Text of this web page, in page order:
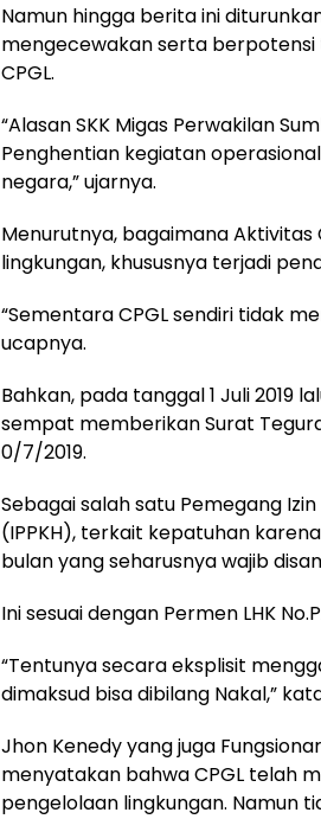
Namun hingga berita ini
mengecewakan serta
CPGL.
“Alasan SKK Migas Perwakilan
Penghentian kegiatan
negara,” ujarnya.
Menurutnya, bagaimana
lingkungan, khususnya terjadi
“Sementara CPGL sendiri tidak
ucapnya.
Bahkan, pada tanggal 1 Juli 2019
sempat memberikan Surat
0/7/2019.
Sebagai salah satu Pemegang
(IPPKH), terkait kepatuhan
bulan yang seharusnya wajib
Ini sesuai dengan Permen LHK
“Tentunya secara eksplisit
dimaksud bisa dibilang Nakal,”
Jhon Kenedy yang juga
menyatakan bahwa CPGL telah
pengelolaan lingkungan. Namun